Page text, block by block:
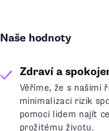
Naše hodnoty
Zdraví a
Věříme, že s našimi
minimalizaci rizik
pomoci lidem najít
prožitému životu.